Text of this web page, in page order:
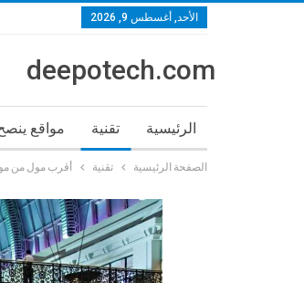
الأحد, أغسطس 9, 2026
deepotech.com
الرئيسية تقنية مواقع
الصفحة الرئيسية تقنية أقرب مول من